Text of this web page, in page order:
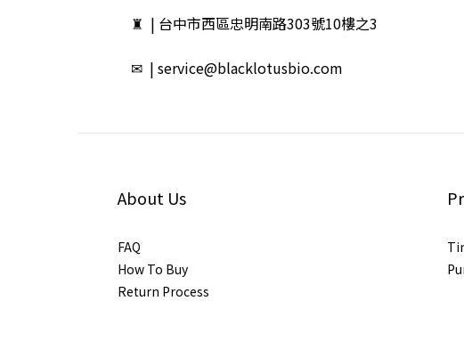
♜ | 台中市西區忠明南路303號10樓之3
✉ | service@blacklotusbio.com
About Us
FAQ
How To Buy
Return Process